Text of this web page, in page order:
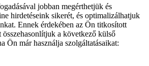
jobban megérthetjük és
hirdetéseink sikerét, és optimalizálhatjuk
Ennek érdekében az Ön titkosított
összehasonlítjuk a következő külső
Ön már használja szolgáltatásaikat: